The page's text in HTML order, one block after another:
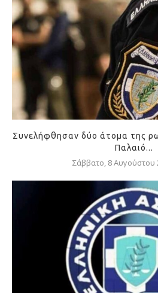
Συνελήφθησαν δύο άτομα της
Παλαιό...
Σάββατο, 8 Αυγούστου